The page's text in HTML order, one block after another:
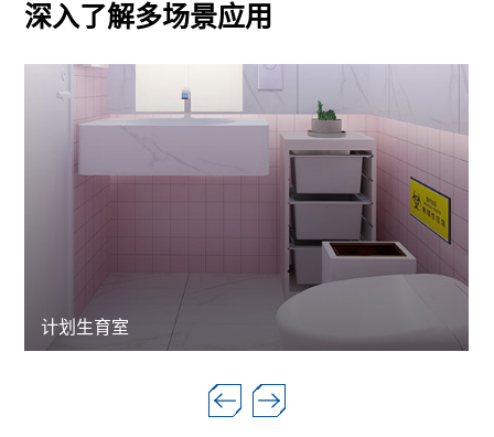
深入了解多场景应用
计划生育室